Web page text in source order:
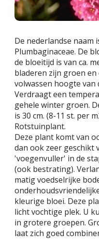
De nederlandse naam
Plumbaginaceae. De
de bloeitijd is van ca.
bladeren zijn groen en
volwassen hoogte van
Verdraagt een
gehele winter groen.
is 30 cm. (8-11 st. per
Rotstuinplant.
Deze plant komt van
dan ook zeer geschikt
'voegenvuller' in de
(ook bestrating).
matig voedselrijke
kleurige bloei. Deze
licht vochtige plek. U
in grotere groepen.
laat zich goed